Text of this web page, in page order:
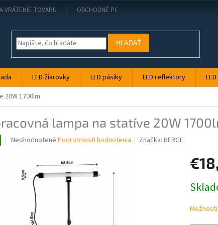
VRÁTENIE TOVARU OBCHODNÉ PODMIENKY
HĽADAŤ
LED žiarovky LED pásiky LED reflektory
20W 1700lm
lampa na statíve 20W
Priemerné
hviezdičiek.
Neohodnotené Podrobnosti hodnotenia Značka:BERGE
cena: